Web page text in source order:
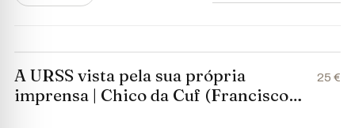
A URSS vista pela sua própria
imprensa | Chico da Cuf (Francisco
25 €